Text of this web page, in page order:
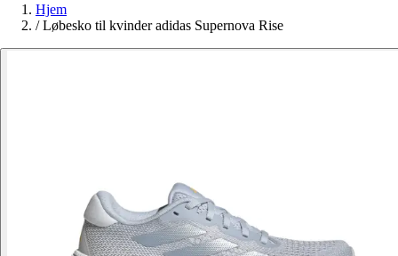
Hjem
/ Løbesko til kvinder adidas Supernova Rise